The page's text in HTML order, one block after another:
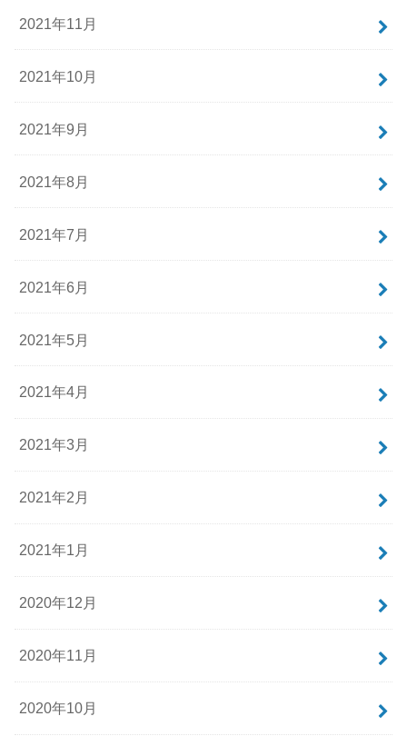
2021年11月
2021年10月
2021年9月
2021年8月
2021年7月
2021年6月
2021年5月
2021年4月
2021年3月
2021年2月
2021年1月
2020年12月
2020年11月
2020年10月